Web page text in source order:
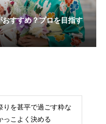
すすめ？プロを目指す
りを甚平で過ごす粋な
っこよく決める